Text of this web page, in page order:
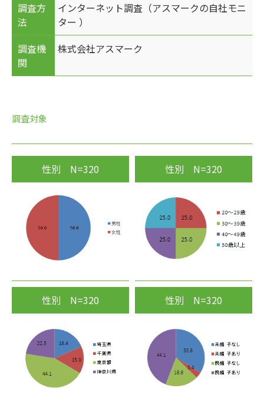
調査方
法
インターネット調査（アスマークの自社モニ
ター ）
調査機
関
株式会社アスマーク
調査対象
性別 N=320 性別 N=320
性別 N=320 性別 N=320